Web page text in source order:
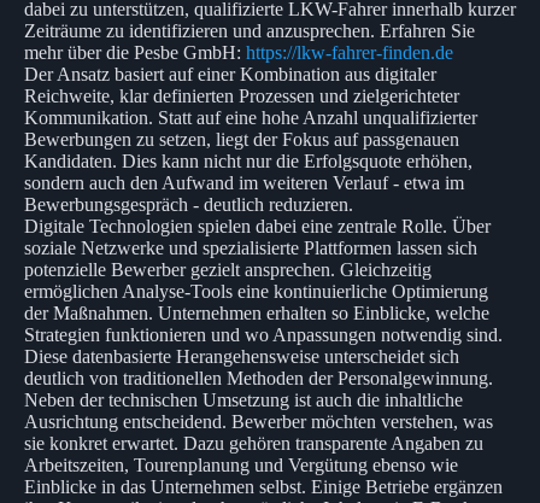
dabei zu unterstützen, qualifizierte LKW-Fahrer innerhalb kurzer
Zeiträume zu identifizieren und anzusprechen. Erfahren Sie
mehr über die Pesbe GmbH: https://lkw-fahrer-finden.de
Der Ansatz basiert auf einer Kombination aus digitaler
Reichweite, klar definierten Prozessen und zielgerichteter
Kommunikation. Statt auf eine hohe Anzahl unqualifizierter
Bewerbungen zu setzen, liegt der Fokus auf passgenauen
Kandidaten. Dies kann nicht nur die Erfolgsquote erhöhen,
sondern auch den Aufwand im weiteren Verlauf - etwa im
Bewerbungsgespräch - deutlich reduzieren.
Digitale Technologien spielen dabei eine zentrale Rolle. Über
soziale Netzwerke und spezialisierte Plattformen lassen sich
potenzielle Bewerber gezielt ansprechen. Gleichzeitig
ermöglichen Analyse-Tools eine kontinuierliche Optimierung
der Maßnahmen. Unternehmen erhalten so Einblicke, welche
Strategien funktionieren und wo Anpassungen notwendig sind.
Diese datenbasierte Herangehensweise unterscheidet sich
deutlich von traditionellen Methoden der Personalgewinnung.
Neben der technischen Umsetzung ist auch die inhaltliche
Ausrichtung entscheidend. Bewerber möchten verstehen, was
sie konkret erwartet. Dazu gehören transparente Angaben zu
Arbeitszeiten, Tourenplanung und Vergütung ebenso wie
Einblicke in das Unternehmen selbst. Einige Betriebe ergänzen